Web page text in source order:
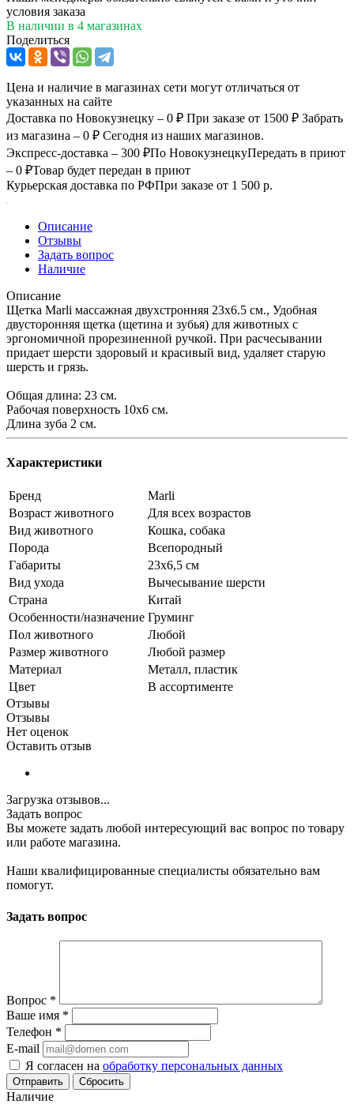
условия заказа
В наличии в 4 магазинах
Поделиться
Цена и наличие в магазинах сети могут отличаться от
указанных на сайте
Доставка по Новокузнецку – 0 ₽ При заказе от 1500 ₽ Забрать
из магазина – 0 ₽ Сегодня из наших магазинов.
Экспресс-доставка – 300 ₽По НовокузнецкуПередать в приют
– 0 ₽Товар будет передан в приют
Курьерская доставка по РФПри заказе от 1 500 р.
Описание
Отзывы
Задать вопрос
Наличие
Описание
Щетка Marli массажная двухстронняя 23х6.5 см., Удобная
двусторонняя щетка (щетина и зубья) для животных с
эргономичной прорезиненной ручкой. При расчесывании
придает шерсти здоровый и красивый вид, удаляет старую
шерсть и грязь.
Общая длина: 23 см.
Рабочая поверхность 10х6 см.
Длина зуба 2 см.
Характеристики
Бренд
Marli
Возраст животного
Для всех возрастов
Вид животного
Кошка, собака
Порода
Всепородный
Габариты
23х6,5 см
Вид ухода
Вычесывание шерсти
Страна
Китай
Особенности/назначение Груминг
Пол животного
Любой
Размер животного
Любой размер
Материал
Металл, пластик
Цвет
В ассортименте
Отзывы
Отзывы
Нет оценок
Оставить отзыв
Загрузка отзывов...
Задать вопрос
Вы можете задать любой интересующий вас вопрос по товару
или работе магазина.
Наши квалифицированные специалисты обязательно вам
помогут.
Задать вопрос
Вопрос *
Ваше имя *
Телефон *
E-mail
Я согласен на обработку персональных данных
Сбросить
Наличие